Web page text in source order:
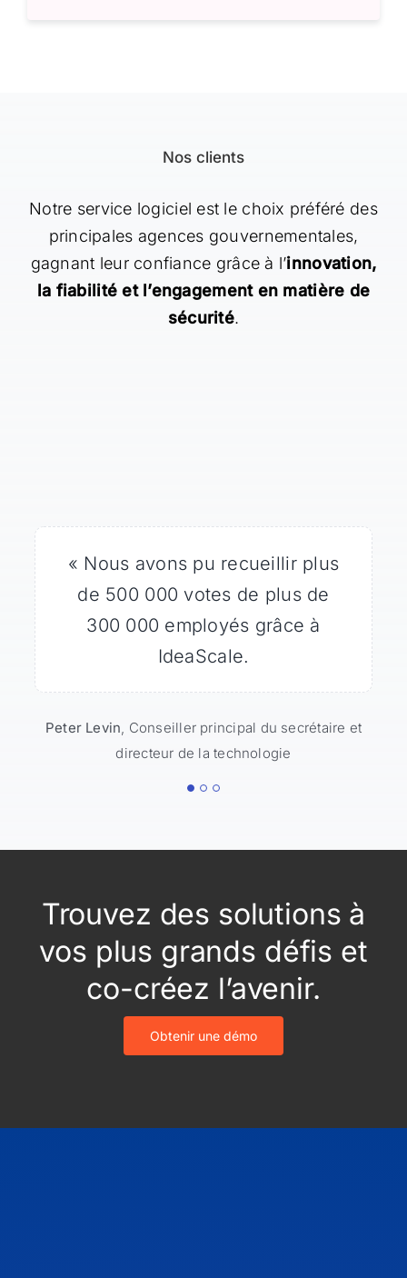
Nos clients
Notre service logiciel est le choix préféré des
principales agences gouvernementales,
gagnant leur confiance grâce à l’innovation,
la fiabilité et l’engagement en matière de
sécurité.
« Nous avons pu recueillir plus
de 500 000 votes de plus de
300 000 employés grâce à
IdeaScale.
Peter Levin, Conseiller principal du secrétaire et
directeur de la technologie
« Des millions de personnes ont
regardé l’atterrissage de
Curiosity et IdeaScale leur a
permis de participer à
l’exploration future de Mars.
Rocky Lind Responsable de la communication et
de l'intégration
« IdeaScale a facilement géré
l’important volume de trafic
provenant du site
WhiteHouse.gov ».
Lena Trudeau Commissaire associé, Bureau de
l'innovation
Trouvez des solutions à
vos plus grands défis et
co-créez l’avenir.
Obtenir une démo